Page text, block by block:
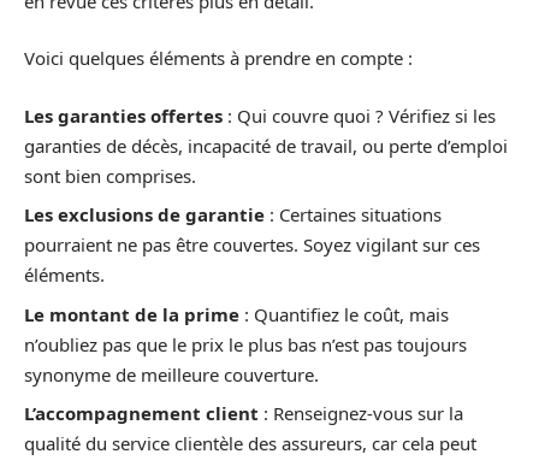
Voici quelques éléments à prendre en compte :
Les garanties offertes : Qui couvre quoi ? Vérifiez si les
garanties de décès, incapacité de travail, ou perte d’emploi
sont bien comprises.
Les exclusions de garantie : Certaines situations
pourraient ne pas être couvertes. Soyez vigilant sur ces
éléments.
Le montant de la prime : Quantifiez le coût, mais
n’oubliez pas que le prix le plus bas n’est pas toujours
synonyme de meilleure couverture.
L’accompagnement client : Renseignez-vous sur la
qualité du service clientèle des assureurs, car cela peut